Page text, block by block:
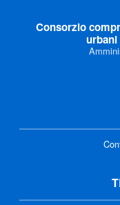
Consorzio
urbani